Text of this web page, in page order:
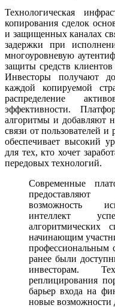
Технологическая
копирования сделок
и защищенных каналах
задержки при
многоуровневую
защиты средств
Инвесторы получают
каждой копируемой
распределение
эффективности.
алгоритмы и добавляют
связи от пользователей
обеспечивает высокий
для тех, кто хочет
передовых технологий.
Современные
предоставляют
возможность
интеллект
алгоритмических
начинающим
профессиональным
ранее были
инвесторам.
реплицирования
барьер входа на
новые возможности